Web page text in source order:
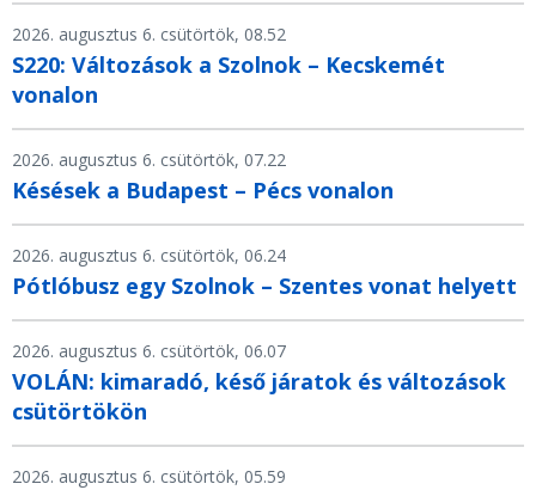
2026. augusztus 6. csütörtök, 08.52
S220: Változások a Szolnok – Kecskemét
vonalon
2026. augusztus 6. csütörtök, 07.22
Késések a Budapest – Pécs vonalon
2026. augusztus 6. csütörtök, 06.24
Pótlóbusz egy Szolnok – Szentes vonat helyett
2026. augusztus 6. csütörtök, 06.07
VOLÁN: kimaradó, késő járatok és változások
csütörtökön
2026. augusztus 6. csütörtök, 05.59